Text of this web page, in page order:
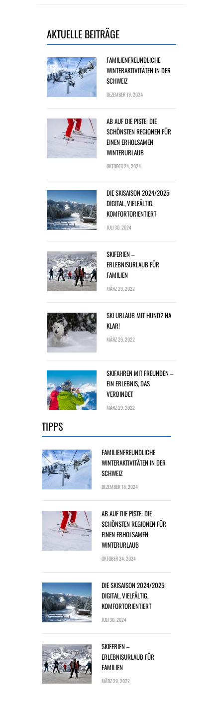
AKTUELLE BEITRÄGE
FAMILIENFREUNDLICHE
WINTERAKTIVITÄTEN IN DER
SCHWEIZ
DEZEMBER 18, 2024
AB AUF DIE PISTE: DIE
SCHÖNSTEN REGIONEN FÜR
EINEN ERHOLSAMEN
WINTERURLAUB
OKTOBER 24, 2024
DIE SKISAISON 2024/2025:
DIGITAL, VIELFÄLTIG,
KOMFORTORIENTIERT
JULI 30, 2024
SKIFERIEN –
ERLEBNISURLAUB FÜR
FAMILIEN
MÄRZ 29, 2022
SKI URLAUB MIT HUND? NA
KLAR!
MÄRZ 29, 2022
SKIFAHREN MIT FREUNDEN –
EIN ERLEBNIS, DAS
VERBINDET
MÄRZ 29, 2022
TIPPS
FAMILIENFREUNDLICHE
WINTERAKTIVITÄTEN IN DER
SCHWEIZ
DEZEMBER 18, 2024
AB AUF DIE PISTE: DIE
SCHÖNSTEN REGIONEN FÜR
EINEN ERHOLSAMEN
WINTERURLAUB
OKTOBER 24, 2024
DIE SKISAISON 2024/2025:
DIGITAL, VIELFÄLTIG,
KOMFORTORIENTIERT
JULI 30, 2024
SKIFERIEN –
ERLEBNISURLAUB FÜR
FAMILIEN
MÄRZ 29, 2022